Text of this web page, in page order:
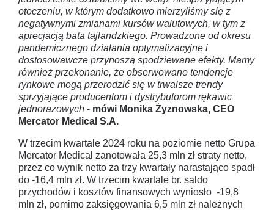
otoczeniu, w którym dodatkowo mierzyliśmy się z
negatywnymi zmianami kursów walutowych, w tym z
aprecjacją bata tajlandzkiego. Prowadzone od okresu
pandemicznego działania optymalizacyjne i
dostosowawcze przynoszą spodziewane efekty. Mamy
również przekonanie, że obserwowane tendencje
rynkowe mogą przerodzić się w trwalsze trendy
sprzyjające producentom i dystrybutorom rękawic
jednorazowych - mówi Monika Żyznowska, CEO
Mercator Medical S.A.
W trzecim kwartale 2024 roku na poziomie netto Grupa
Mercator Medical zanotowała 25,3 mln zł straty netto,
przez co wynik netto za trzy kwartały narastająco spadł
do -16,4 mln zł. W trzecim kwartale br. saldo
przychodów i kosztów finansowych wyniosło -19,8
mln zł, pomimo zaksięgowania 6,5 mln zł należnych